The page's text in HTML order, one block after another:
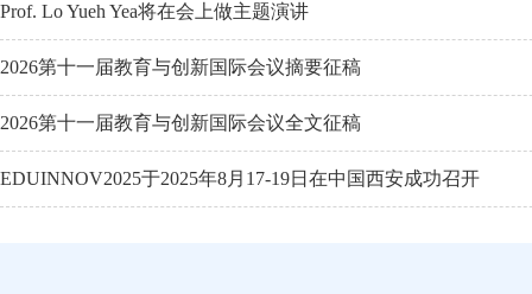
Prof. Lo Yueh Yea将在会上做主题演讲
2026第十一届教育与创新国际会议摘要征稿
2026第十一届教育与创新国际会议全文征稿
EDUINNOV2025于2025年8月17-19日在中国西安成功召开